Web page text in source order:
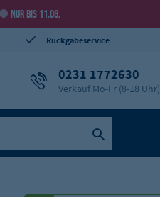
NUR BIS 11.08.
Rückgabeservice
0231 1772630
Verkauf Mo-Fr (8-18 Uhr)